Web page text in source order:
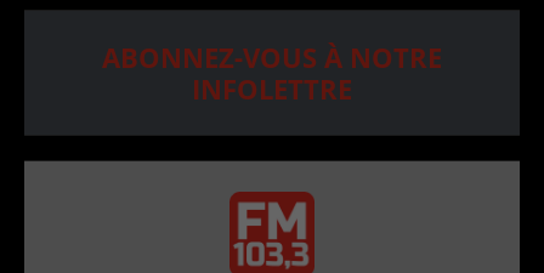
ABONNEZ-VOUS À NOTRE
INFOLETTRE